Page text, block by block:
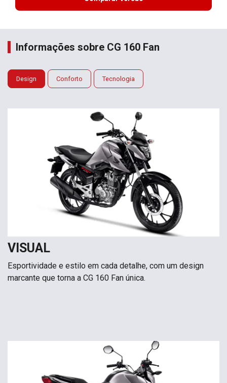
Informações sobre CG 160 Fan
Design Conforto Tecnologia
VISUAL
Esportividade e estilo em cada detalhe, com um design
marcante que torna a CG 160 Fan única.